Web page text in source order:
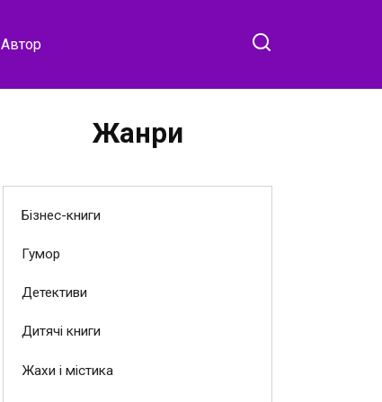
Автор
Жанри
Бізнес-книги
Гумор
Детективи
Дитячі книги
Жахи і містика